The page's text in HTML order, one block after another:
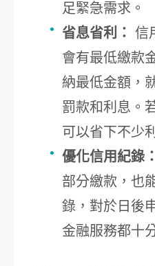
足緊急需求。
省息省利： 信
會有最低繳款
納最低金額，
罰款和利息。
可以省下不少
優化信用紀錄：
部分繳款，也
錄，對於日後
金融服務都十